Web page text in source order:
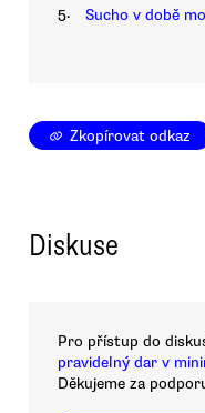
5. Sucho v době
Zkopírovat odkaz
Diskuse
Pro přístup do
pravidelný dar v
Děkujeme za